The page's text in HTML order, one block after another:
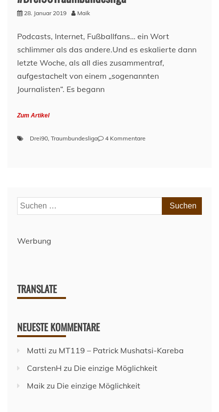
28. Januar 2019 Maik
Podcasts, Internet, Fußballfans… ein Wort
schlimmer als das andere.Und es eskalierte dann
letzte Woche, als all dies zusammentraf,
aufgestachelt von einem „sogenannten
Journalisten“. Es begann
Zum Artikel
Drei90, Traumbundesliga 4 Kommentare
Suchen
nach:
Werbung
TRANSLATE
NEUESTE KOMMENTARE
Matti zu MT119 – Patrick Mushatsi-Kareba
CarstenH zu Die einzige Möglichkeit
Maik zu Die einzige Möglichkeit